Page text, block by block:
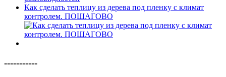
Как сделать теплицу из дерева под пленку с климат
контролем. ПОШАГОВО
-----------